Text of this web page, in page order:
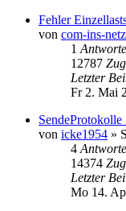
Fehler
von com-ins-netz
1
12787
Letzter
Fr 2. Mai
von icke1954 »
4
14374
Letzter
Mo 14.